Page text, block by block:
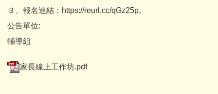
３、報名連結：https://reurl.cc/qGz25p。
公告單位:
輔導組
家長線上工作坊.pdf